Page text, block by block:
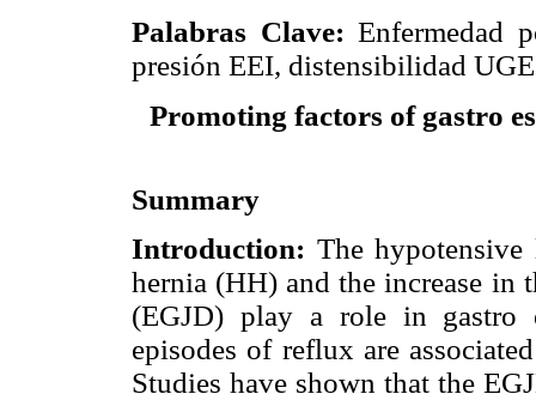
Palabras Clave:Enfermedad
presión EEI, distensibilidad UGE
Promoting factors of gastro
Summary
Introduction: The hypotensive
hernia (HH) and the increase in
(EGJD) play a role in gastro
episodes of reflux are
Studies have shown that the